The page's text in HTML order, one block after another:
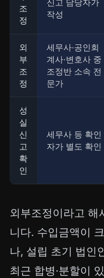
조
정
신고 담당자가
작성
외
부
조
정
세무사·공인회
계사·변호사 중
조정반 소속 전
문가
성
실
신
고
확
인
세무사 등 확인
자가 별도 확인
외부조정이라고 해
니다. 수입금액이
나, 설립 초기 법인
최근 합병·분할이